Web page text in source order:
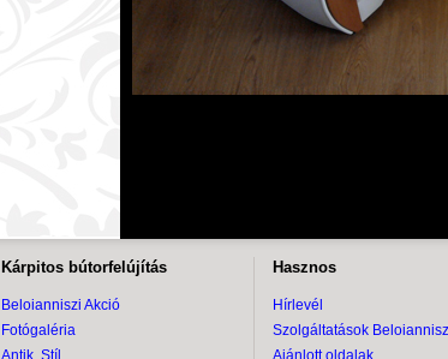
Kárpitos bútorfelújítás
Beloianniszi Akció
Fotógaléria
Hasznos
Hírlevél
Szolgáltatások